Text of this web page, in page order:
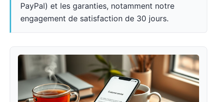
PayPal) et les garanties, notamment notre
engagement de satisfaction de 30 jours.